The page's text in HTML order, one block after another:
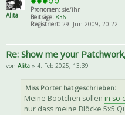
Alita
Pronomen:sie/ihr
Beiträge: 836
Registriert:29. Jun 2009, 20:22
Re: Show me your
von Alita » 4. Feb 2025, 13:39
Miss Porter hat geschrieben:
Meine Bootchen sollen in so
nur dass meine Blöcke 5x5